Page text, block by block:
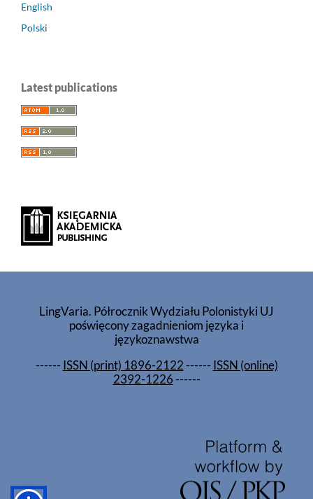
English
Polski
Latest publications
LingVaria. Półrocznik Wydziału Polonistyki UJ
poświęcony zagadnieniom języka i
językoznawstwa
------ ISSN (print) 1896-2122------ ISSN (online)
2392-1226------